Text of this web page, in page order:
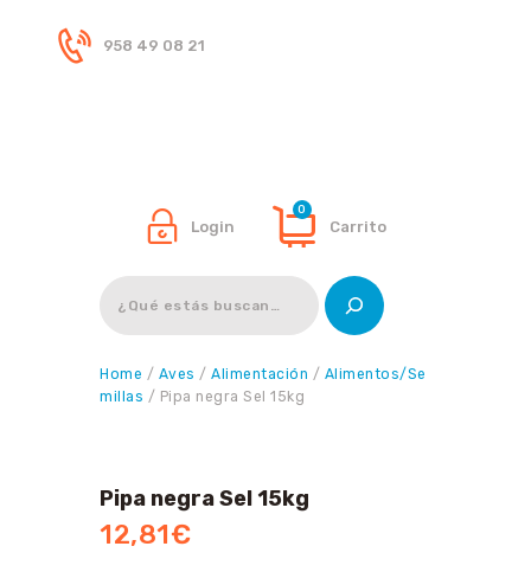
958 49 08 21
Login Carrito
0
Buscar
Home / Aves / Alimentación / Alimentos/Se
millas / Pipa negra Sel 15kg
Pipa negra Sel 15kg
12,81€